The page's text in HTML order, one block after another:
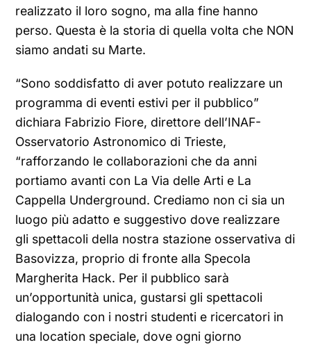
realizzato il loro sogno, ma alla fine hanno
perso. Questa è la storia di quella volta che NON
siamo andati su Marte.
“Sono soddisfatto di aver potuto realizzare un
programma di eventi estivi per il pubblico”
dichiara Fabrizio Fiore, direttore dell’INAF-
Osservatorio Astronomico di Trieste,
“rafforzando le collaborazioni che da anni
portiamo avanti con La Via delle Arti e La
Cappella Underground. Crediamo non ci sia un
luogo più adatto e suggestivo dove realizzare
gli spettacoli della nostra stazione osservativa di
Basovizza, proprio di fronte alla Specola
Margherita Hack. Per il pubblico sarà
un’opportunità unica, gustarsi gli spettacoli
dialogando con i nostri studenti e ricercatori in
una location speciale, dove ogni giorno